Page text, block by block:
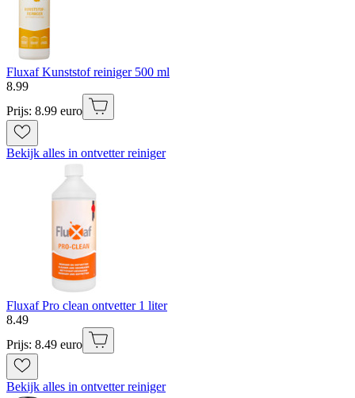
Fluxaf Kunststof reiniger 500 ml
8.99
Prijs: 8.99 euro
Bekijk alles in ontvetter reiniger
Fluxaf Pro clean ontvetter 1 liter
8.49
Prijs: 8.49 euro
Bekijk alles in ontvetter reiniger